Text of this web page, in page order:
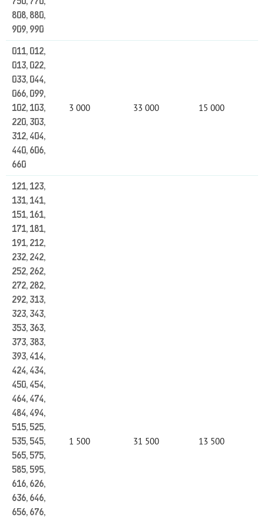
808, 880,
909, 990
011, 012,
013, 022,
033, 044,
066, 099,
102, 103,
220, 303,
312, 404,
440, 606,
660
3 000 33 000 15 000
121, 123,
131, 141,
151, 161,
171, 181,
191, 212,
232, 242,
252, 262,
272, 282,
292, 313,
323, 343,
353, 363,
373, 383,
393, 414,
424, 434,
450, 454,
464, 474,
484, 494,
515, 525,
535, 545,
565, 575,
585, 595,
616, 626,
636, 646,
656, 676,
1 500 31 500 13 500